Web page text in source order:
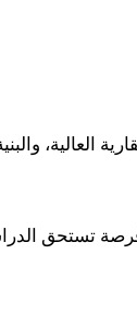
العالية،
تستحق